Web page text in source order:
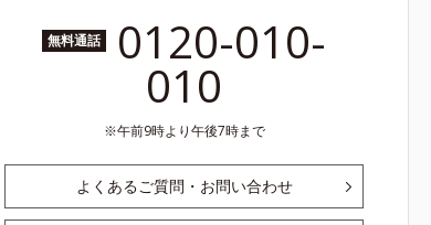
無料通話 0120-010-
010
午前9時より午後7時まで
よくあるご質問・お問い合わせ